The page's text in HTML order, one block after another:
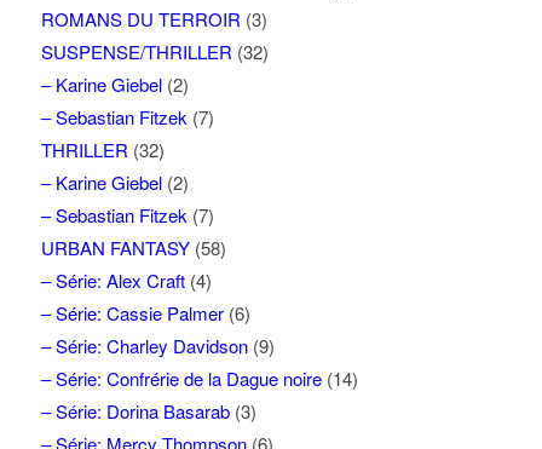
ROMANS DU TERROIR (3)
SUSPENSE/THRILLER (32)
– Karine Giebel(2)
– Sebastian Fitzek (7)
THRILLER (32)
– Karine Giebel(2)
– Sebastian Fitzek (7)
URBAN FANTASY(58)
– Série: Alex Craft(4)
– Série: Cassie Palmer(6)
– Série: Charley Davidson(9)
– Série: Confrérie de la Dague noire(14)
– Série: Dorina Basarab(3)
– Série: Mercy Thompson(6)